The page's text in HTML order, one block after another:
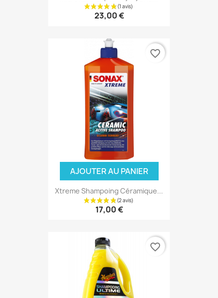
23,00 €
AJOUTER AU PANIER
Xtreme Shampoing Céramique...
17,00 €
favorite_border
favorite_border